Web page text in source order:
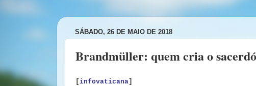
SÁBADO, 26 DE MAIO DE 2018
Brandmüller: quem cria o
[infovaticana]